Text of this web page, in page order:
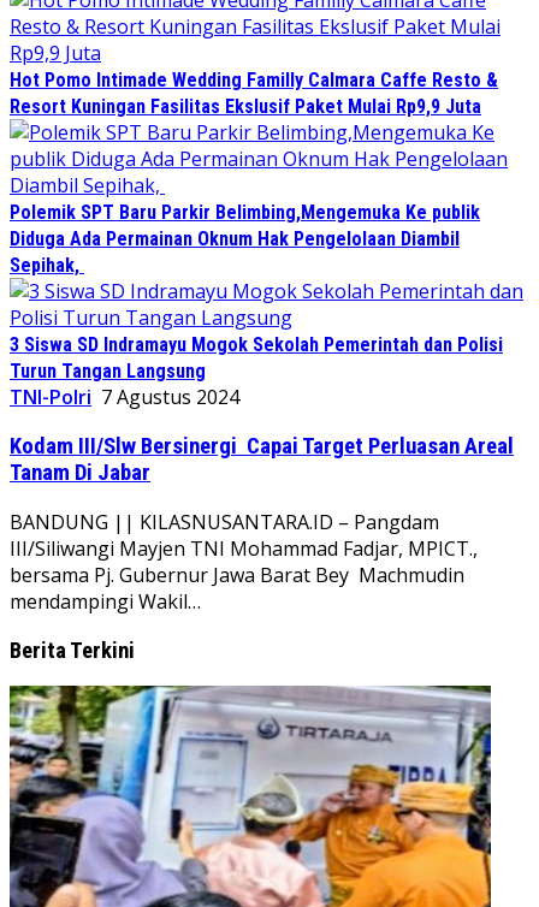
Hot Pomo Intimade Wedding Familly Calmara Caffe Resto &
Resort Kuningan Fasilitas Ekslusif Paket Mulai Rp9,9 Juta
Polemik SPT Baru Parkir Belimbing,Mengemuka Ke publik
Diduga Ada Permainan Oknum Hak Pengelolaan Diambil
Sepihak,
3 Siswa SD Indramayu Mogok Sekolah Pemerintah dan Polisi
Turun Tangan Langsung
TNI-Polri 7 Agustus 2024
Kodam III/Slw Bersinergi Capai Target Perluasan Areal
Tanam Di Jabar
BANDUNG || KILASNUSANTARA.ID – Pangdam
III/Siliwangi Mayjen TNI Mohammad Fadjar, MPICT.,
bersama Pj. Gubernur Jawa Barat Bey Machmudin
mendampingi Wakil…
Berita Terkini